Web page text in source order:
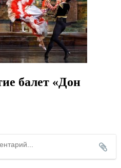
балет «Дон